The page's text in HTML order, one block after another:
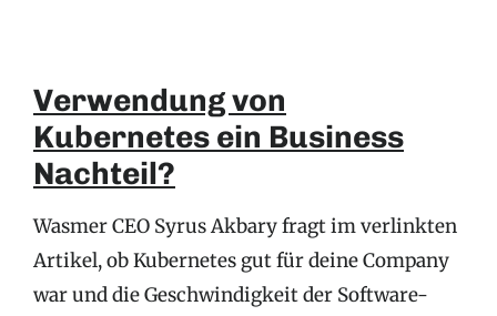
Verwendung von
Kubernetes ein Business
Nachteil?
Wasmer CEO Syrus Akbary fragt im verlinkten
Artikel, ob Kubernetes gut für deine Company
war und die Geschwindigkeit der Software-